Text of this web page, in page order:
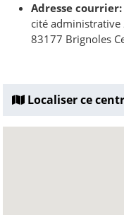
Adresse courrier:
cité administrative
83177 Brignoles
Localiser ce